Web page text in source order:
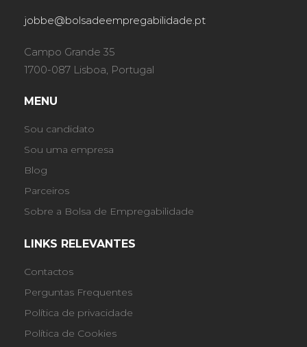
jobbe@bolsadeempregabilidade.pt
Campo Grande 35
1700-087 Lisboa, Portugal
MENU
Sou candidato
Sou uma empresa
Blog
Parceiros
Sobre a Bolsa de Empregabilidade
LINKS RELEVANTES
Contactos
Perguntas Frequentes
Política de privacidade
Política de Cookies